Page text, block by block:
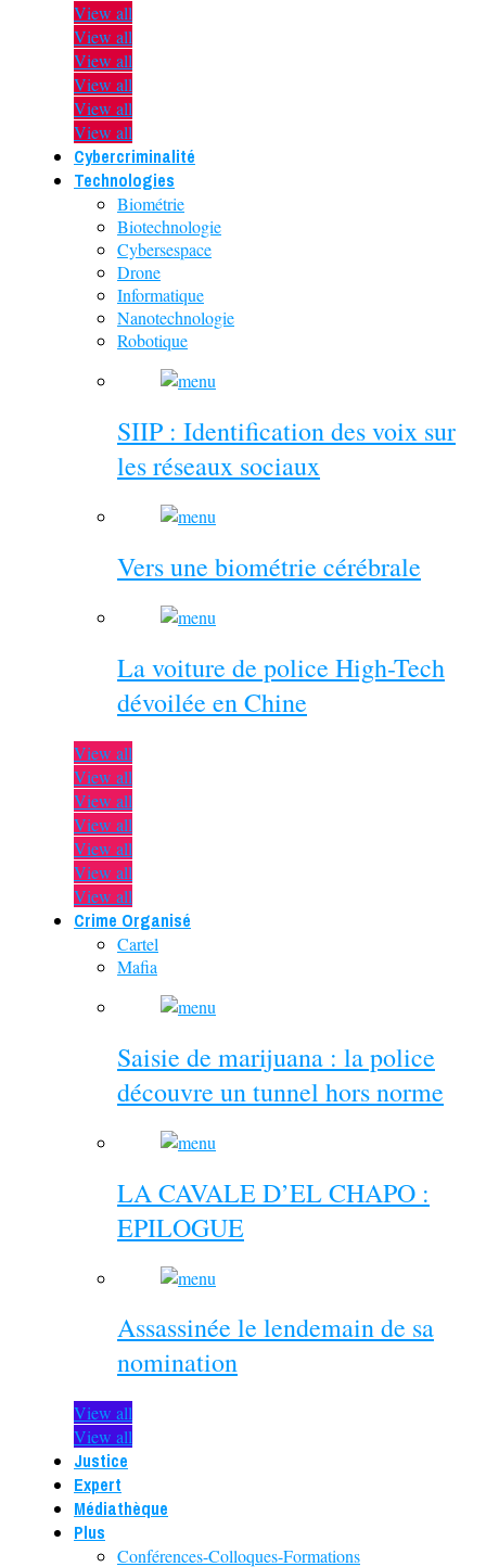
View all
View all
View all
View all
View all
View all
Cybercriminalité
Technologies
Biométrie
Biotechnologie
Cybersespace
Drone
Informatique
Nanotechnologie
Robotique
SIIP : Identification des voix sur
les réseaux sociaux
Vers une biométrie cérébrale
La voiture de police High-Tech
dévoilée en Chine
View all
View all
View all
View all
View all
View all
View all
Crime Organisé
Cartel
Mafia
Saisie de marijuana : la police
découvre un tunnel hors norme
LA CAVALE D’EL CHAPO :
EPILOGUE
Assassinée le lendemain de sa
nomination
View all
View all
Justice
Expert
Médiathèque
Plus
Conférences-Colloques-Formations